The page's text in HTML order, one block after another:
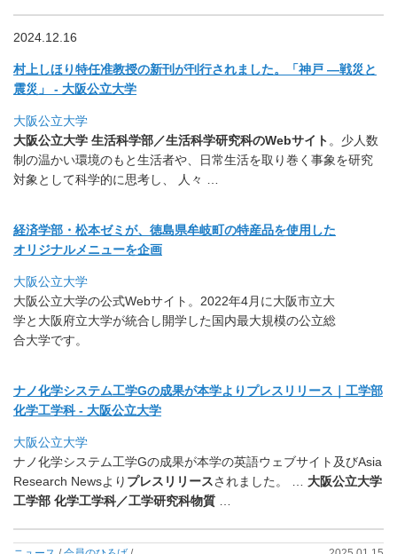
2024.12.16
村上しほり特任准教授の新刊が刊行されました。「神戸 ―戦災と
震災」 - 大阪公立大学
大阪公立大学
大阪公立大学 生活科学部／生活科学研究科のWebサイト 。 少人数
制の温かい環境のもと生活者や、
日常生活を取り巻く事象を研究
対象として科学的に思考し、 人々 …
経済学部・松本ゼミが、 徳島県牟岐町の特産品を使用した
オリジナルメニューを企画
大阪公立大学
大阪公立大学の公式Webサイト。2022年4月に大阪市立大
学と大阪府立大学が統合し開学した国内最大規模の公立総
合大学です。
ナノ化学システム工学Gの成果が本学よりプレスリリース｜工学部
化学工学科 - 大阪公立大学
大阪公立大学
ナノ化学システム工学Gの成果が本学の英語ウェブサイト及びAsia
Research Newsより プレスリリースされました。 … 大阪公立大学
工学部 化学工学科／⼯学研究科物質